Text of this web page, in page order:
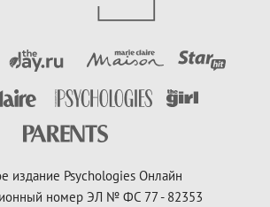
издание Psychologies Онлайн
номер ЭЛ № ФС 77 - 82353